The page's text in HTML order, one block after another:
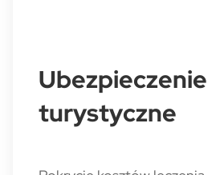
Ubezpieczenie
turystyczne